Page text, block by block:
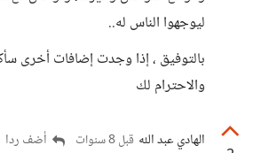
ليوجهوا الناس له..
بالتوفيق ، إذا وجدت إضافات أخرى
والاحترام لك
الهادي عبد الله قبل 8 سنوات أضف ردا